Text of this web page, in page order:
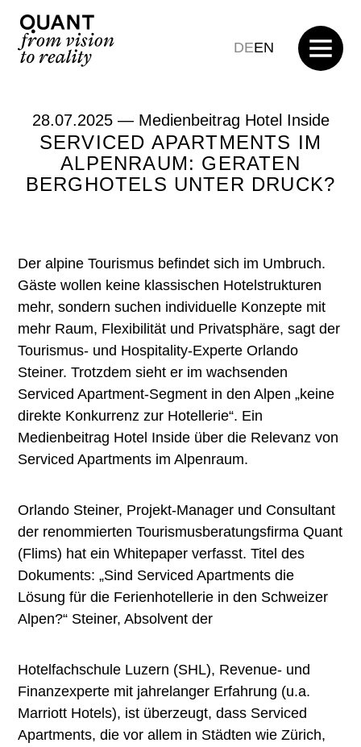
DEEN
28.07.2025 — Medienbeitrag Hotel Inside
SERVICED APARTMENTS IM
ALPENRAUM: GERATEN
BERGHOTELS UNTER DRUCK?
Der alpine Tourismus befindet sich im Umbruch.
Gäste wollen keine klassischen Hotelstrukturen
mehr, sondern suchen individuelle Konzepte mit
mehr Raum, Flexibilität und Privatsphäre, sagt der
Tourismus- und Hospitality-Experte Orlando
Steiner. Trotzdem sieht er im wachsenden
Serviced Apartment-Segment in den Alpen „keine
direkte Konkurrenz zur Hotellerie“. Ein
Medienbeitrag Hotel Inside über die Relevanz von
Serviced Apartments im Alpenraum.
Orlando Steiner, Projekt-Manager und Consultant
der renommierten Tourismusberatungsfirma Quant
(Flims) hat ein Whitepaper verfasst. Titel des
Dokuments: „Sind Serviced Apartments die
Lösung für die Ferienhotellerie in den Schweizer
Alpen?“ Steiner, Absolvent der
Hotelfachschule Luzern (SHL), Revenue- und
Finanzexperte mit jahrelanger Erfahrung (u.a.
Marriott Hotels), ist überzeugt, dass Serviced
Apartments, die vor allem in Städten wie Zürich,